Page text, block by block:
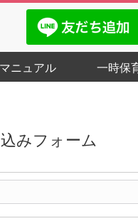
ニュアル 一時保
みフォーム